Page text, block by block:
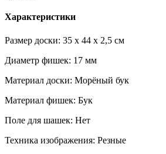
Характеристики
Размер доски: 35 x 44 x 2,5 см
Диаметр фишек: 17 мм
Материал доски: Морёный бук
Материал фишек: Бук
Поле для шашек: Нет
Техника изображения: Резные